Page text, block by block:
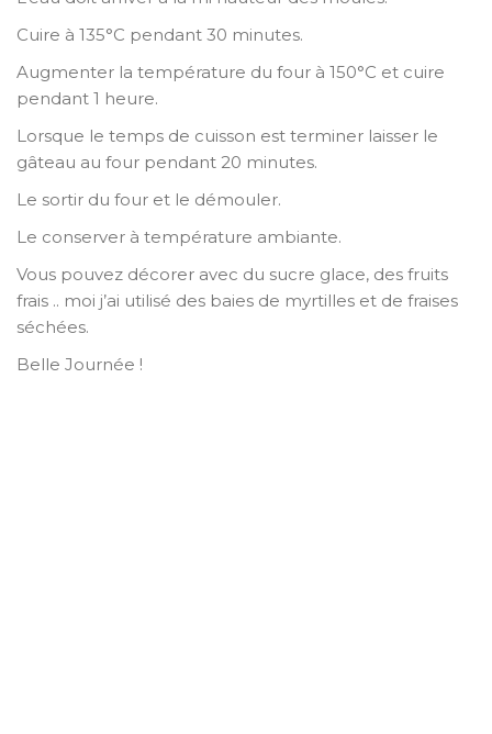
Cuire à 135°C pendant 30 minutes.
Augmenter la température du four à 150°C et cuire
pendant 1 heure.
Lorsque le temps de cuisson est terminer laisser le
gâteau au four pendant 20 minutes.
Le sortir du four et le démouler.
Le conserver à température ambiante.
Vous pouvez décorer avec du sucre glace, des fruits
frais .. moi j’ai utilisé des baies de myrtilles et de fraises
séchées.
Belle Journée !